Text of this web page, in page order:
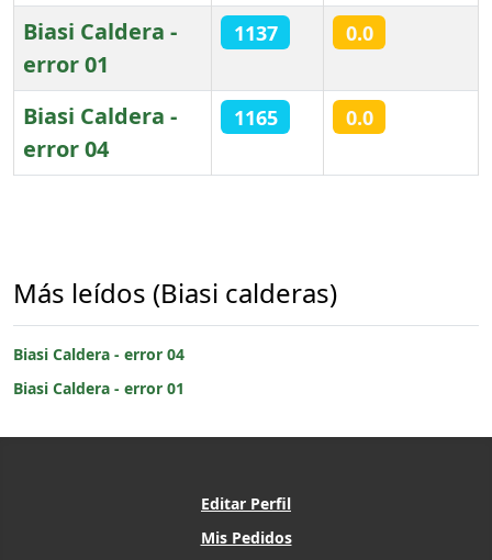
Biasi Caldera -
error 01
1137 0.0
Biasi Caldera -
error 04
1165 0.0
Más leídos (Biasi calderas)
Biasi Caldera - error 04
Biasi Caldera - error 01
Editar Perfil
Mis Pedidos